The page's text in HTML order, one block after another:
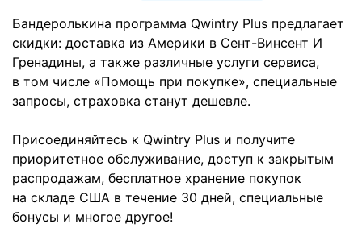
Бандеролькина программа Qwintry Plus предлагает
скидки: доставка из Америки в Сент-Винсент И
Гренадины, а также различные услуги сервиса,
в том числе «Помощь при покупке», специальные
запросы, страховка станут дешевле.
Присоединяйтесь к Qwintry Plus и получите
приоритетное обслуживание, доступ к закрытым
распродажам, бесплатное хранение покупок
на складе США в течение 30 дней, специальные
бонусы и многое другое!